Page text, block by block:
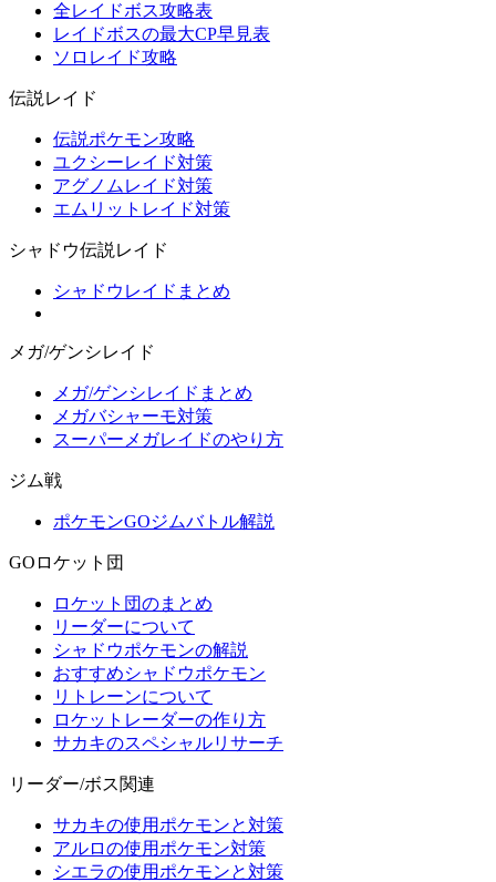
全レイドボス攻略表
レイドボスの最大CP早見表
ソロレイド攻略
伝説レイド
伝説ポケモン攻略
ユクシーレイド対策
アグノムレイド対策
エムリットレイド対策
シャドウ伝説レイド
シャドウレイドまとめ
メガ/ゲンシレイド
メガ/ゲンシレイドまとめ
メガバシャーモ対策
スーパーメガレイドのやり方
ジム戦
ポケモンGOジムバトル解説
GOロケット団
ロケット団のまとめ
リーダーについて
シャドウポケモンの解説
おすすめシャドウポケモン
リトレーンについて
ロケットレーダーの作り方
サカキのスペシャルリサーチ
リーダー/ボス関連
サカキの使用ポケモンと対策
アルロの使用ポケモン対策
シエラの使用ポケモンと対策